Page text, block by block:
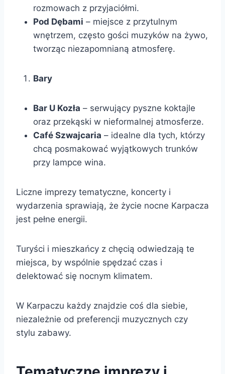
rozmowach z przyjaciółmi.
Pod Dębami – miejsce z przytulnym
wnętrzem, często gości muzyków na żywo,
tworząc niezapomnianą atmosferę.
Bary
Bar U Kozła – serwujący pyszne koktajle
oraz przekąski w nieformalnej atmosferze.
Café Szwajcaria – idealne dla tych, którzy
chcą posmakować wyjątkowych trunków
przy lampce wina.
Liczne imprezy tematyczne, koncerty i
wydarzenia sprawiają, że życie nocne Karpacza
jest pełne energii.
Turyści i mieszkańcy z chęcią odwiedzają te
miejsca, by wspólnie spędzać czas i
delektować się nocnym klimatem.
W Karpaczu każdy znajdzie coś dla siebie,
niezależnie od preferencji muzycznych czy
stylu zabawy.